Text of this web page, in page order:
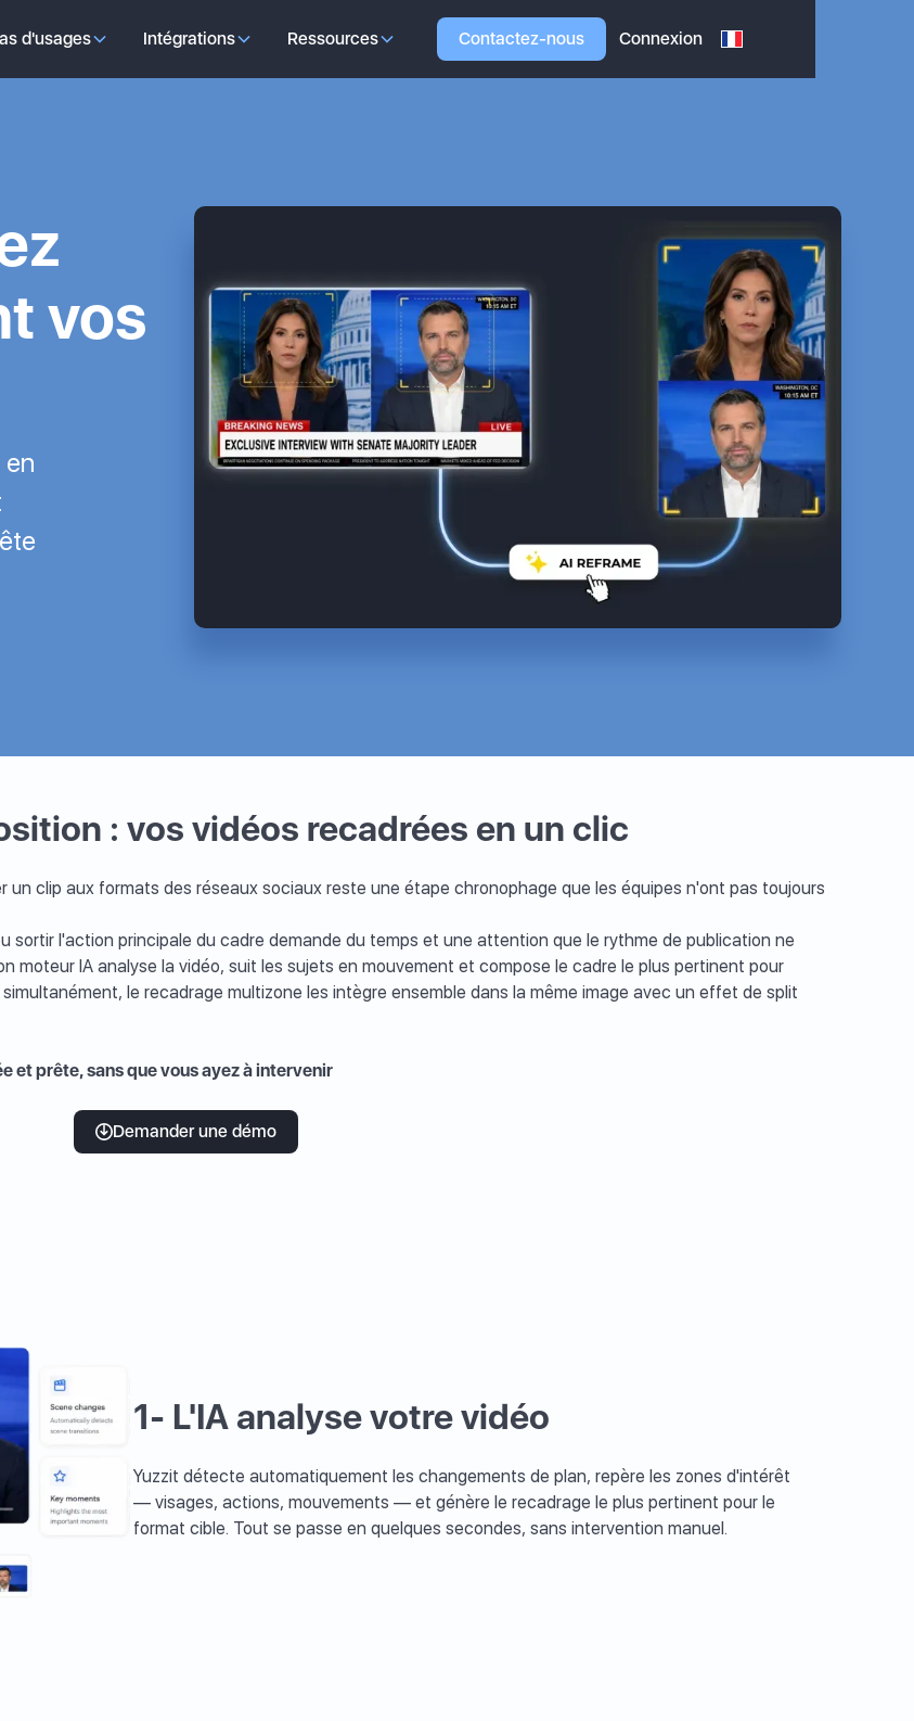
d'usages Intégrations Ressources Contactez-nous Connexion
vos
en
: vos vidéos recadrées en un clic
clip aux formats des réseaux sociaux reste une étape chronophage que les équipes n'ont pas toujours
sortir l'action principale du cadre demande du temps et une attention que le rythme de publication ne
moteur IA analyse la vidéo, suit les sujets en mouvement et compose le cadre le plus pertinent pour
le recadrage multizone les intègre ensemble dans la même image avec un effet de split
et prête, sans que vous ayez à intervenir
Demander une démo
1- L'IA analyse votre vidéo
Yuzzit détecte automatiquement les changements de plan, repère les zones d'intérêt
— visages, actions, mouvements — et génère le recadrage le plus pertinent pour le
format cible. Tout se passe en quelques secondes, sans intervention manuel.